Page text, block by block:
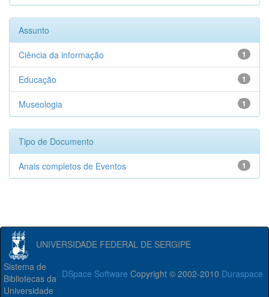
Assunto
1
Ciência da informação
1
Educação
1
Museologia
Tipo de Documento
1
Anais completos de Eventos
UNIVERSIDADE FEDERAL DE SERGIPE
DSpace Software Copyright © 2002-2010 Duraspace
Sistema de
Bibliotecas da
Universidade